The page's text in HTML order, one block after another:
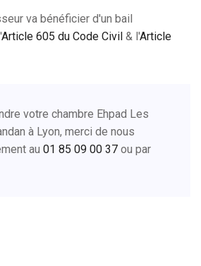
va bénéficier d'un bail
Article 605 du Code Civil & l'Article
votre chambre Ehpad Les
à Lyon, merci de nous
au 01 85 09 00 37 ou par